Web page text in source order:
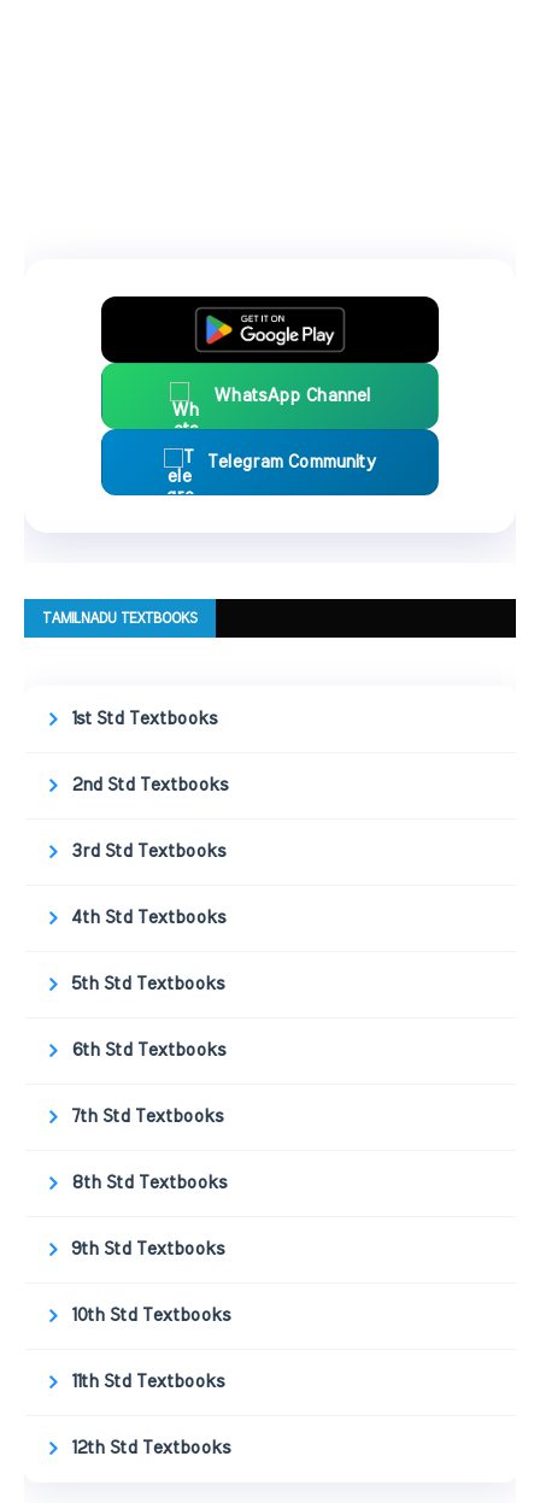
WhatsApp Channel
Telegram Community
TAMILNADU TEXTBOOKS
1st Std Textbooks
2nd Std Textbooks
3rd Std Textbooks
4th Std Textbooks
5th Std Textbooks
6th Std Textbooks
7th Std Textbooks
8th Std Textbooks
9th Std Textbooks
10th Std Textbooks
11th Std Textbooks
12th Std Textbooks